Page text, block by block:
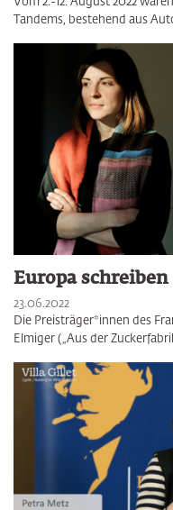
Tandems, bestehend aus
Europa
23.06.2022
Die Preisträger*innen des
Elmiger („Aus der